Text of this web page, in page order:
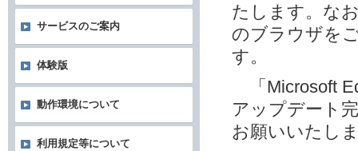
たします。な
のブラウザを
す。
「Microsoft
アップデート
お願いいたし
サービスのご案内
体験版
動作環境について
利用規定等について